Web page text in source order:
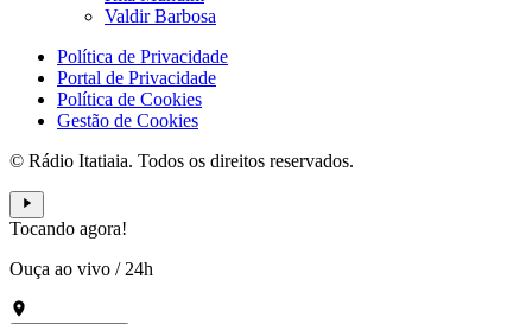
Valdir Barbosa
Política de Privacidade
Portal de Privacidade
Política de Cookies
Gestão de Cookies
© Rádio Itatiaia. Todos os direitos reservados.
Tocando agora!
Ouça ao vivo / 24h